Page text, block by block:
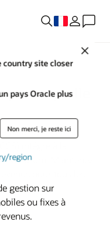
Close
country site closer
pays Oracle plus
Non merci, je reste ici
region
quelle
avec un
intégré à la
Forum. Maintenez
pour tous les
gestion sur
ou fixes à